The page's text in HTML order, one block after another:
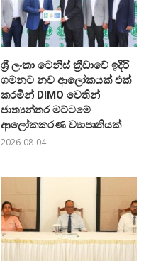
ශ්‍රී ලංකා ටෙනිස් ක්‍රීඩාවේ ඉදිරි
ගමනට නව ආලෝකයක් එක්
කරමින් DIMO වෙතින්
ජාත්‍යන්තර මට්ටමේ
ආලෝකකරණ ව්‍යාපෘතියක්
2026-08-04